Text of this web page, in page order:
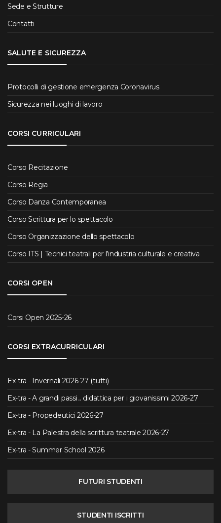
Sede e Strutture
Contatti
SALUTE E SICUREZZA
Protocolli di gestione emergenza Coronavirus
Sicurezza nei luoghi di lavoro
CORSI CURRICULARI
Corso Recitazione
Corso Regia
Corso Danza Contemporanea
Corso Scrittura per lo spettacolo
Corso Organizzazione dello spettacolo
Corso ITS | Tecnici teatrali per l’industria culturale e creativa
CORSI OPEN
Corsi Open 2025-26
CORSI EXTRACURRICULARI
Ex-tra - Invernali 2026-27 (tutti)
Ex-tra - A grandi passi... didattica per i giovanissimi 2026-27
Ex-tra - Propedeutici 2026-27
Ex-tra - La Palestra della scrittura teatrale 2026-27
Ex-tra - Summer School 2026
FUTURI STUDENTI
STUDENTI ISCRITTI